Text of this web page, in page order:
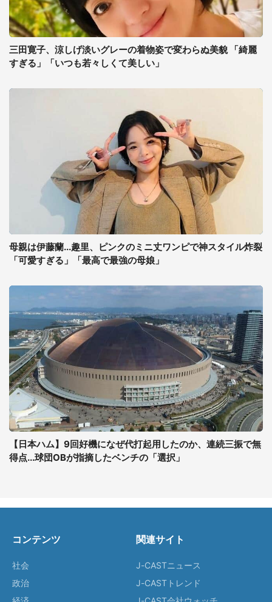
三田寛子、涼しげ淡いグレーの着物姿で変わらぬ美貌 「綺麗
すぎる」「いつも若々しくて美しい」
母親は伊藤蘭...趣里、ピンクのミニ丈ワンピで神スタイル炸裂
「可愛すぎる」「最高で最強の母娘」
【日本ハム】9回好機になぜ代打起用したのか、連続三振で無
得点...球団OBが指摘したベンチの「選択」
コンテンツ
社会
政治
関連サイト
J-CASTニュース
J-CASTトレンド